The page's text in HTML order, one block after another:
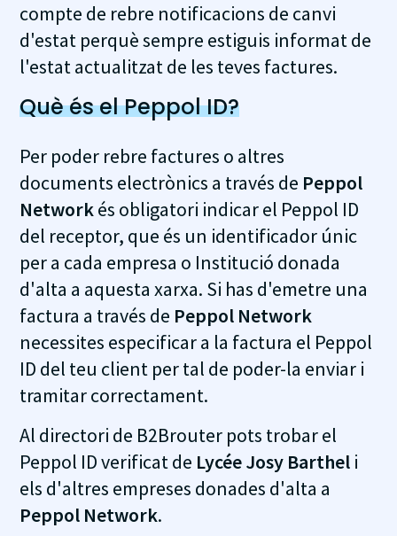
compte de rebre notificacions de canvi
d'estat perquè sempre estiguis informat de
l'estat actualitzat de les teves factures.
Què és el Peppol ID?
Per poder rebre factures o altres
documents electrònics a través de Peppol
Networkés obligatori indicar el Peppol ID
del receptor, que és un identificador únic
per a cada empresa o Institució donada
d'alta a aquesta xarxa. Si has d'emetre una
factura a través de Peppol Network
necessites especificar a la factura el Peppol
ID del teu client per tal de poder-la enviar i
tramitar correctament.
Al directori de B2Brouter pots trobar el
Peppol ID verificat de Lycée Josy Barthel i
els d'altres empreses donades d'alta a
Peppol Network.